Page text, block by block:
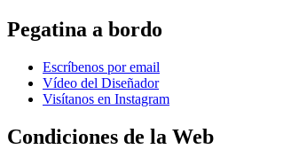
Pegatina a bordo
Escríbenos por email
Vídeo del Diseñador
Visítanos en Instagram
Condiciones de la Web